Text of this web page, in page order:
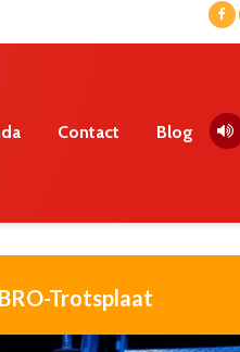
Contact Blog
Trotsplaat